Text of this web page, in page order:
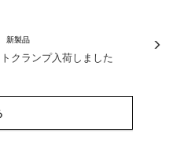
新製品
クランプ入荷しました